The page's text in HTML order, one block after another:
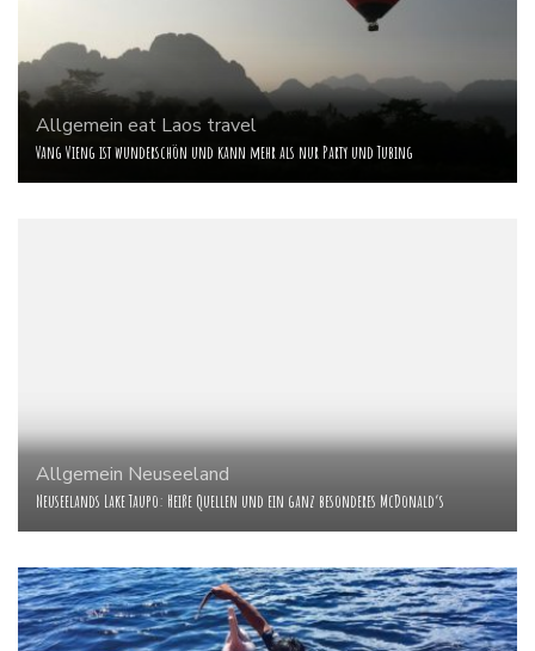
Allgemein eat Laos travel
Vang Vieng ist wunderschön und kann mehr als nur Party und Tubing
Allgemein Neuseeland
Neuseelands Lake Taupo: Heiße Quellen und ein ganz besonderes McDonald‘s